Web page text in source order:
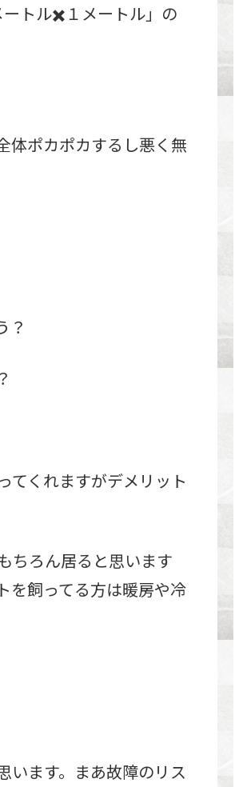
トル✖️１メートル」の
体ポカポカするし悪く無
？
てくれますがデメリット
ちろん居ると思います
を飼ってる方は暖房や冷
います。まあ故障のリス